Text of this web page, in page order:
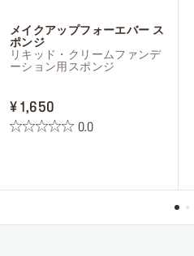
メイクアップフォーエバー ス
ポンジ
リキッド・クリームファンデ
ーション用スポンジ
¥ 1,650
0.0
星
5
で